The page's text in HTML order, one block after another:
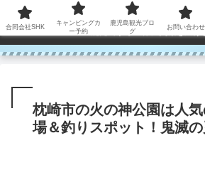
コンテンツへスキップ
鹿児島から世界に笑顔を広げ
枕崎市の火の神公園は人
場＆釣りスポット！鬼滅
合同会社SHK
キャンピングカ
ー予約
鹿児島観光ブロ
グ
お問い合わせ